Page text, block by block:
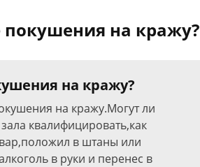
покушения на кражу?
на кражу?
на кражу.Могут ли
квалифицировать,как
в штаны или
в руки и перенес в